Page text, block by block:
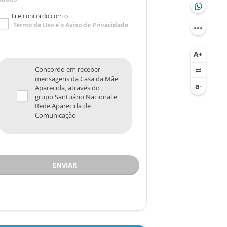
Li e concordo com o
Termo de Usoe oAviso de Privacidade
Concordo em receber
mensagens da Casa da Mãe
Aparecida, através do
grupo Santuário Nacional e
Rede Aparecida de
Comunicação
ENVIAR